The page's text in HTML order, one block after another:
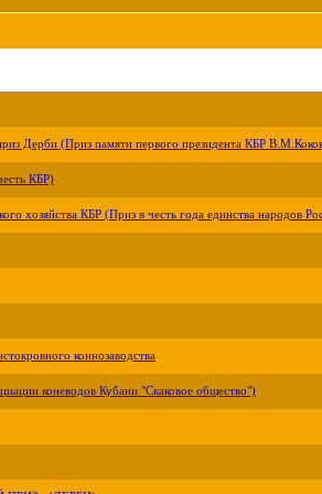
Дерби (Приз памяти первого президента КБР
КБР)
хозяйства КБР (Приз в честь года единства народов
коннозаводства
коневодов Кубани "Скаковое общество")